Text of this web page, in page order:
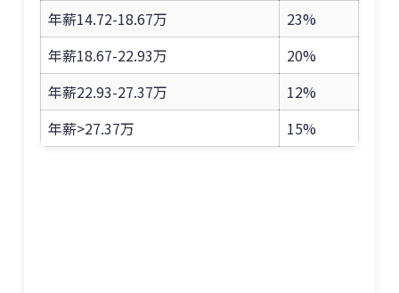
年薪14.72-18.67万
23%
年薪18.67-22.93万
20%
年薪22.93-27.37万
12%
年薪>27.37万
15%